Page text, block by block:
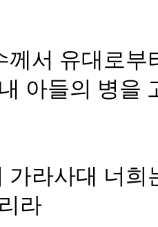
께서 유대로
아들의 병을
가라사대 너
라